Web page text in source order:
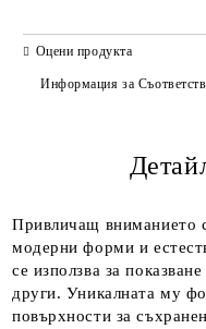
Ние ще се свържем с вас
Оцени продукта
Информация за
Привличащ вниманието
модерни форми и
се използва за
други. Уникалната му
повърхности за